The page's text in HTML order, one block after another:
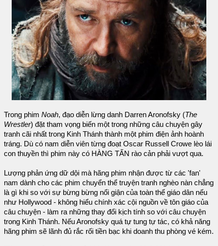
Trong phim Noah, đạo diễn lừng danh Darren Aronofsky (The
Wrestler) đặt tham vọng biến một trong những câu chuyện gây
tranh cãi nhất trong Kinh Thánh thành một phim điện ảnh hoành
tráng. Dù có nam diễn viên từng đoạt Oscar Russell Crowe lèo lái
con thuyền thì phim này có HÀNG TẤN rào cản phải vượt qua.
Lượng phản ứng dữ dội mà hãng phim nhận được từ các 'fan'
nam dành cho các phim chuyển thể truyện tranh nghèo nàn chẳng
là gì khi so với sự bừng bừng nổi giận của toàn thể giáo dân nếu
như Hollywood - không hiểu chính xác cội nguồn về tôn giáo của
câu chuyện - làm ra những thay đổi kịch tính so với câu chuyện
trong Kinh Thánh. Nếu Aronofsky quá tự tung tự tác, có khả năng
hãng phim sẽ lãnh đủ rắc rối tiền bạc khi doanh thu phòng vé kém.